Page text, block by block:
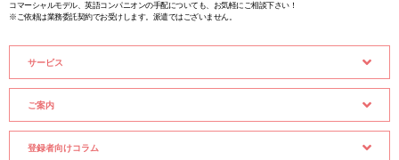
コマーシャルモデル、英語コンパニオンの手配についても、お気軽にご相談下さい！
※ご依頼は業務委託契約でお受けします。派遣ではございません。
サービス
ご案内
登録者向けコラム